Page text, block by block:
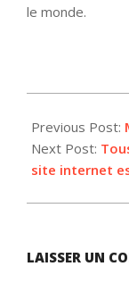
le monde.
03-
06
Previous Post:
Next Post:
site internet
LAISSER UN